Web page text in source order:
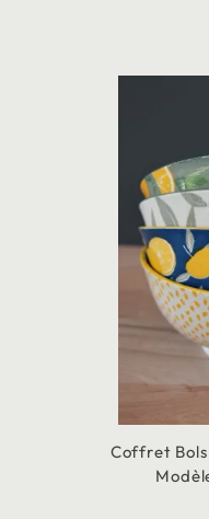
Coffret Bols